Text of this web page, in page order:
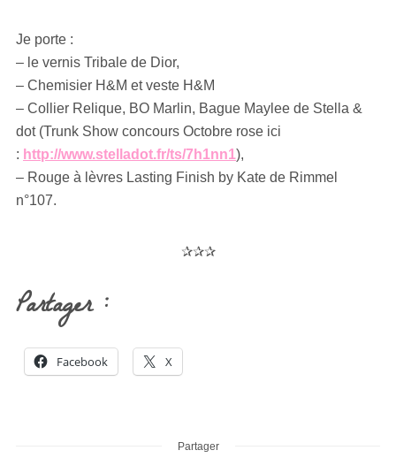
Je porte :
– le vernis Tribale de Dior,
– Chemisier H&M et veste H&M
– Collier Relique, BO Marlin, Bague Maylee de Stella &
dot (Trunk Show concours Octobre rose ici
: http://www.stelladot.fr/ts/7h1nn1),
– Rouge à lèvres Lasting Finish by Kate de Rimmel
n°107.
✰✰✰
Partager :
Facebook X
Partager